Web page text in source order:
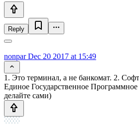
Reply
nonparDec 20 2017 at 15:49
1. Это терминал, а не банкомат. 2.
Единое Государственное
делайте сами)